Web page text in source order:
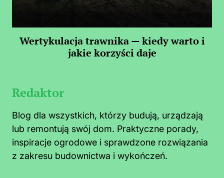
Wertykulacja trawnika — kiedy warto i
jakie korzyści daje
Redaktor
Blog dla wszystkich, którzy budują, urządzają
lub remontują swój dom. Praktyczne porady,
inspiracje ogrodowe i sprawdzone rozwiązania
z zakresu budownictwa i wykończeń.